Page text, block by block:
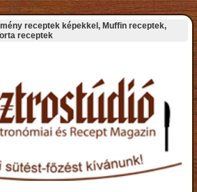
receptek képekkel, Muffin receptek,
receptek